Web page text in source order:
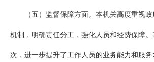
（五）监督保障方面。本机关高度重视
机制，明确责任分工，强化人员和经费保障
次，进一步提升了工作人员的业务能力和服务